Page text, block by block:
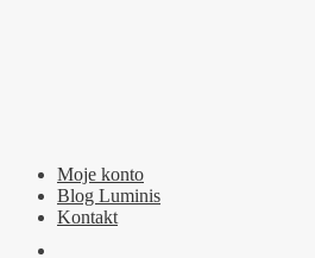
Moje konto
Blog Luminis
Kontakt